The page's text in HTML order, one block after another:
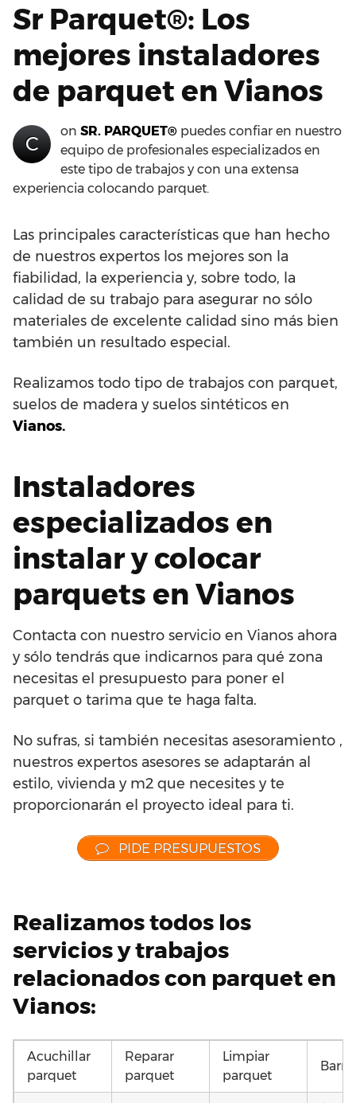
Sr Parquet®: Los
mejores instaladores
de parquet en Vianos
C
on SR. PARQUET® puedes confiar en nuestro
equipo de profesionales especializados en
este tipo de trabajos y con una extensa
experiencia colocando parquet.
Las principales características que han hecho
de nuestros expertos los mejores son la
fiabilidad, la experiencia y, sobre todo, la
calidad de su trabajo para asegurar no sólo
materiales de excelente calidad sino más bien
también un resultado especial.
Realizamos todo tipo de trabajos con parquet,
suelos de madera y suelos sintéticos en
Vianos.
Instaladores
especializados en
instalar y colocar
parquets en Vianos
Contacta con nuestro servicio en Vianos ahora
y sólo tendrás que indicarnos para qué zona
necesitas el presupuesto para poner el
parquet o tarima que te haga falta.
No sufras, si también necesitas asesoramiento ,
nuestros expertos asesores se adaptarán al
estilo, vivienda y m2 que necesites y te
proporcionarán el proyecto ideal para ti.
PIDE PRESUPUESTOS
Realizamos todos los
servicios y trabajos
relacionados con parquet en
Vianos:
Acuchillar
parquet
Reparar
parquet
Limpiar
parquet